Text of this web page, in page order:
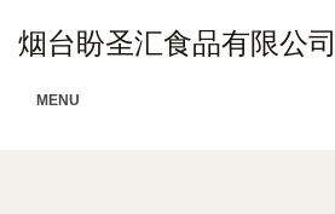
烟台盼圣汇食品有限公司
MENU